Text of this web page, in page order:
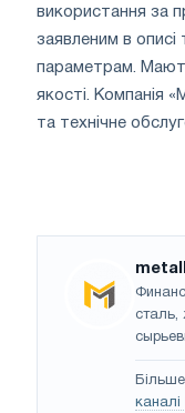
використання за
заявленим в описі
параметрам.
якості. Компанія
та технічне
сталь,